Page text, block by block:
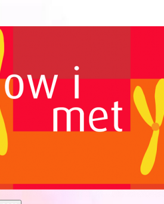
sobre Biomedicina